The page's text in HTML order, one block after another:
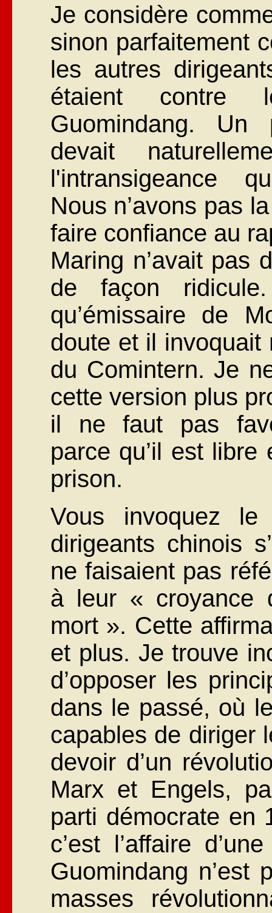
Je considère
sinon parfaitement
les autres
étaient contre
Guomindang. Un
devait
l'intransigeance
Nous n’avons pas
faire confiance au
Maring n’avait pas
de façon
qu’émissaire de
doute et il invoquait
du Comintern. Je
cette version plus
il ne faut pas
parce qu’il est
prison.
Vous invoquez
dirigeants chinois
ne faisaient pas
à leur « croyance
mort ». Cette
et plus. Je trouve
d’opposer les
dans le passé, où
capables de diriger
devoir d’un
Marx et Engels,
parti démocrate en
c’est l’affaire
Guomindang n’est
masses